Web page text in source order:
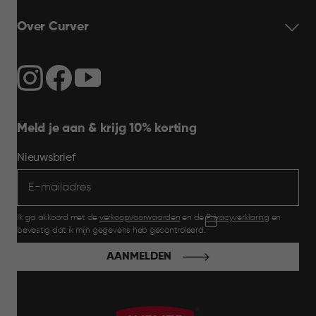
Over Curver
Meld je aan & krijg 10% korting
Nieuwsbrief
Ik ga akkoord met de verkoopvoorwaarden en dePrivacyverklaring en
bevestig dat ik mijn gegevens heb gecontroleerd.
AANMELDEN